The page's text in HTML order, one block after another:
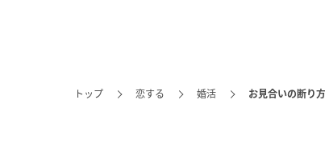
トップ 恋する 婚活 お見合いの断り